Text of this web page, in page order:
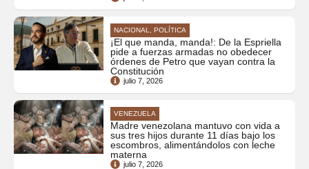
NACIONAL, POLÍTICA
¡El que manda, manda!: De la Espriella
pide a fuerzas armadas no obedecer
órdenes de Petro que vayan contra la
Constitución
julio 7, 2026
VENEZUELA
Madre venezolana mantuvo con vida a
sus tres hijos durante 11 días bajo los
escombros, alimentándolos con leche
materna
julio 7, 2026